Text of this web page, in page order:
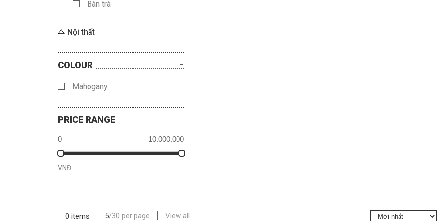
Bàn trà
Nội thất
COLOUR
Mahogany
PRICE RANGE
VNĐ
0 items 5/30 per page View all